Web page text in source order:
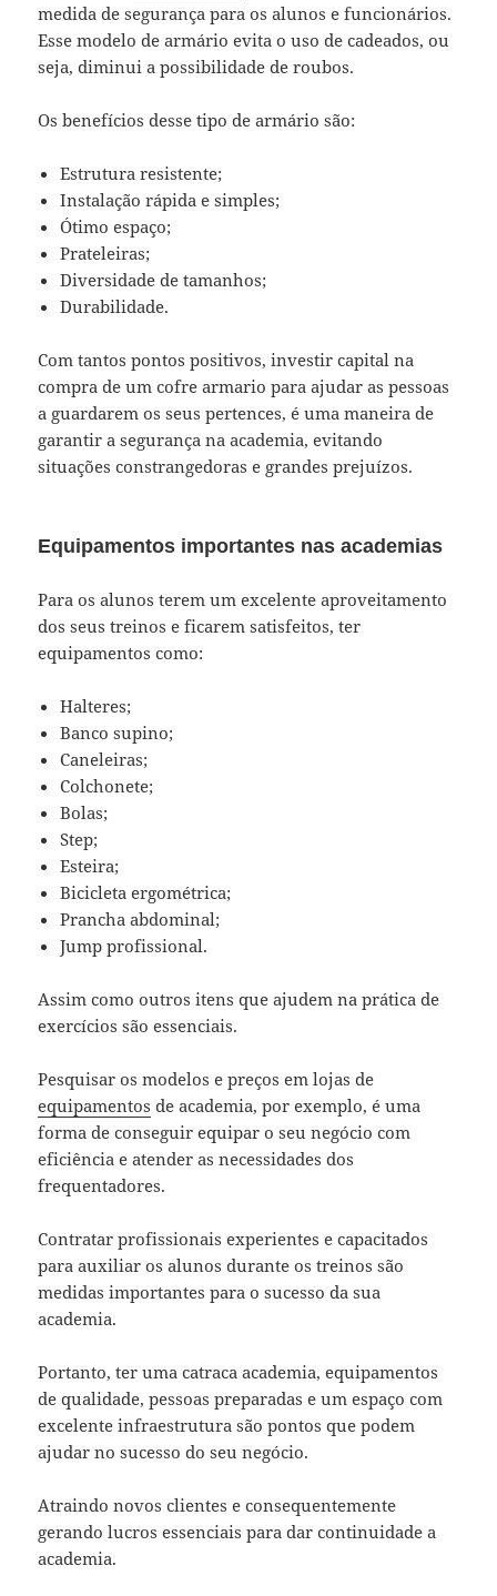
medida de segurança para os alunos e funcionários.
Esse modelo de armário evita o uso de cadeados, ou
seja, diminui a possibilidade de roubos.
Os benefícios desse tipo de armário são:
Estrutura resistente;
Instalação rápida e simples;
Ótimo espaço;
Prateleiras;
Diversidade de tamanhos;
Durabilidade.
Com tantos pontos positivos, investir capital na
compra de um cofre armario para ajudar as pessoas
a guardarem os seus pertences, é uma maneira de
garantir a segurança na academia, evitando
situações constrangedoras e grandes prejuízos.
Equipamentos importantes nas academias
Para os alunos terem um excelente aproveitamento
dos seus treinos e ficarem satisfeitos, ter
equipamentos como:
Halteres;
Banco supino;
Caneleiras;
Colchonete;
Bolas;
Step;
Esteira;
Bicicleta ergométrica;
Prancha abdominal;
Jump profissional.
Assim como outros itens que ajudem na prática de
exercícios são essenciais.
Pesquisar os modelos e preços em lojas de
equipamentos de academia, por exemplo, é uma
forma de conseguir equipar o seu negócio com
eficiência e atender as necessidades dos
frequentadores.
Contratar profissionais experientes e capacitados
para auxiliar os alunos durante os treinos são
medidas importantes para o sucesso da sua
academia.
Portanto, ter uma catraca academia, equipamentos
de qualidade, pessoas preparadas e um espaço com
excelente infraestrutura são pontos que podem
ajudar no sucesso do seu negócio.
Atraindo novos clientes e consequentemente
gerando lucros essenciais para dar continuidade a
academia.